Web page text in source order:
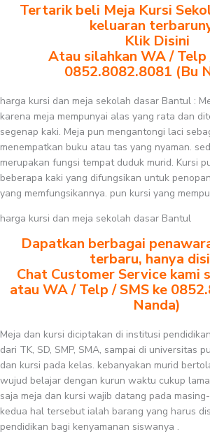
Tertarik beli Meja Kursi
keluaran
Klik Disini
Atau silahkan WA / Telp
0852.8082.8081 (Bu
harga kursi dan meja sekolah dasar Bantul :
karena meja mempunyai alas yang rata dan
segenap kaki. Meja pun mengantongi laci
menempatkan buku atau tas yang nyaman.
merupakan fungsi tempat duduk murid. Kursi
beberapa kaki yang difungsikan untuk
yang memfungsikannya. pun kursi yang
harga kursi dan meja sekolah dasar Bantul
Dapatkan berbagai
terbaru, hanya
Chat Customer Service kami
atau WA / Telp / SMS ke
Nanda)
Meja dan kursi diciptakan di institusi
dari TK, SD, SMP, SMA, sampai di universitas
dan kursi pada kelas. kebanyakan murid
wujud belajar dengan kurun waktu cukup
saja meja dan kursi wajib datang pada
kedua hal tersebut ialah barang yang harus
pendidikan bagi kenyamanan siswanya .